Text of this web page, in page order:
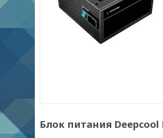
Блок питания Deepcool